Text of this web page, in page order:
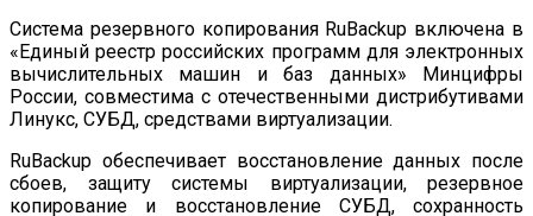
Система резервного копирования RuBackup включена в
«Единый реестр российских программ для электронных
вычислительных машин и баз данных» Минцифры
России, совместима с отечественными дистрибутивами
Линукс, СУБД, средствами виртуализации.
RuBackup обеспечивает восстановление данных после
сбоев, защиту системы виртуализации, резервное
копирование и восстановление СУБД, сохранность